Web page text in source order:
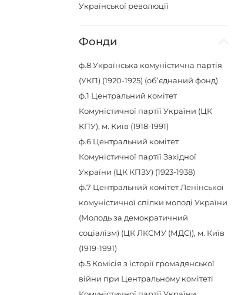
Української революції
Фонди
ф.8Українська комуністична партія
(УКП) (1920-1925) (об’єднаний фонд)
ф.1 Центральний комітет
Комуністичної партії України (ЦК
КПУ), м. Київ (1918-1991)
ф.6 Центральний комітет
Комуністичної партії Західної
України (ЦК КПЗУ) (1923-1938)
ф.7 Центральний комітет Ленінської
комуністичної спілки молоді України
(Молодь за демократичний
соціалізм) (ЦК ЛКСМУ (МДС)), м. Київ
(1919-1991)
ф.5 Комісія з історії громадянської
війни при Центральному комітеті